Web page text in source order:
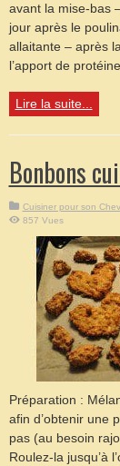
avant la mise-bas
jour après le
allaitante – après
l’apport de
Lire la suite...
Bonbons
Cuisiner pour son
857 Vues
Préparation :
afin d’obtenir une
pas (au besoin
Roulez-la jusqu’à